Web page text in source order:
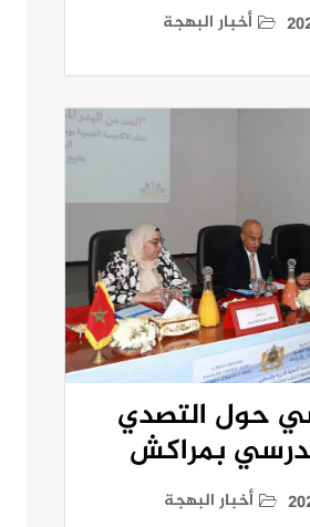
أخبار البهجة
حول التصدي
بمراكش
أخبار البهجة